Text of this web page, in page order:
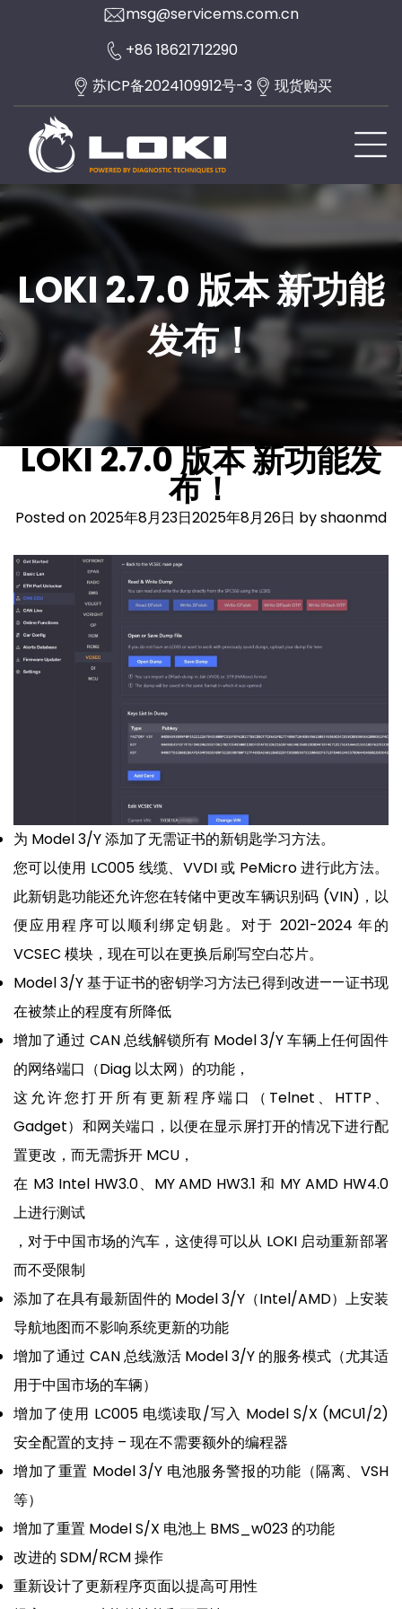
msg@servicems.com.cn
+86 18621712290
苏ICP备2024109912号-3
现货购买
LOKI 2.7.0 版本 新功能
发布！
LOKI 2.7.0 版本 新功能发
布！
Posted on2025年8月23日2025年8月26日 byshaonmd
为 Model 3/Y 添加了无需证书的新钥匙学习方法。
您可以使用 LC005 线缆、VVDI 或 PeMicro 进行此方法。
此新钥匙功能还允许您在转储中更改车辆识别码 (VIN)，以
便应用程序可以顺利绑定钥匙。对于 2021-2024 年的
VCSEC 模块，现在可以在更换后刷写空白芯片。
Model 3/Y 基于证书的密钥学习方法已得到改进——证书现
在被禁止的程度有所降低
增加了通过 CAN 总线解锁所有 Model 3/Y 车辆上任何固件
的网络端口（Diag 以太网）的功能，
这允许您打开所有更新程序端口（Telnet、HTTP、
Gadget）和网关端口，以便在显示屏打开的情况下进行配
置更改，而无需拆开 MCU，
在 M3 Intel HW3.0、MY AMD HW3.1 和 MY AMD HW4.0
上进行测试
，对于中国市场的汽车，这使得可以从 LOKI 启动重新部署
而不受限制
添加了在具有最新固件的 Model 3/Y（Intel/AMD）上安装
导航地图而不影响系统更新的功能
增加了通过 CAN 总线激活 Model 3/Y 的服务模式（尤其适
用于中国市场的车辆）
增加了使用 LC005 电缆读取/写入 Model S/X (MCU1/2)
安全配置的支持 – 现在不需要额外的编程器
增加了重置 Model 3/Y 电池服务警报的功能（隔离、VSH
等）
增加了重置 Model S/X 电池上 BMS_w023 的功能
改进的 SDM/RCM 操作
重新设计了更新程序页面以提高可用性